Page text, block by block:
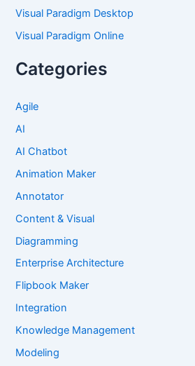
Visual Paradigm Desktop
Visual Paradigm Online
Categories
Agile
AI
AI Chatbot
Animation Maker
Annotator
Content & Visual
Diagramming
Enterprise Architecture
Flipbook Maker
Integration
Knowledge Management
Modeling